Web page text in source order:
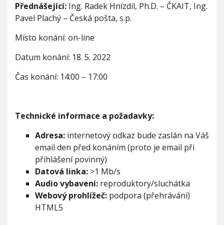
Přednášející: Ing. Radek Hnízdil, Ph.D. – ČKAIT, Ing.
Pavel Plachý – Česká pošta, s.p.
Místo konání: on-line
Datum konání: 18. 5. 2022
Čas konání: 14:00 – 17:00
Technické informace a požadavky:
Adresa: internetový odkaz bude zaslán na Váš
email den před konáním (proto je email při
přihlášení povinný)
Datová linka: >1 Mb/s
Audio vybavení: reproduktory/sluchátka
Webový prohlížeč: podpora (přehrávání)
HTML5